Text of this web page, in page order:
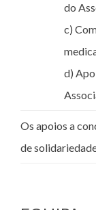
do
c)
d)
Os apoios a
de